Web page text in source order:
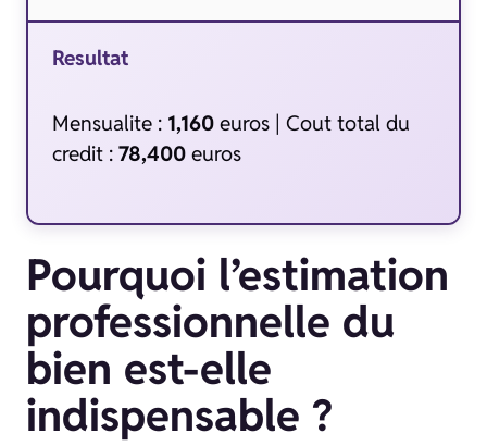
Resultat
Mensualite : 1,160 euros | Cout total du
credit : 78,400 euros
Pourquoi l’estimation
professionnelle du
bien est-elle
indispensable ?